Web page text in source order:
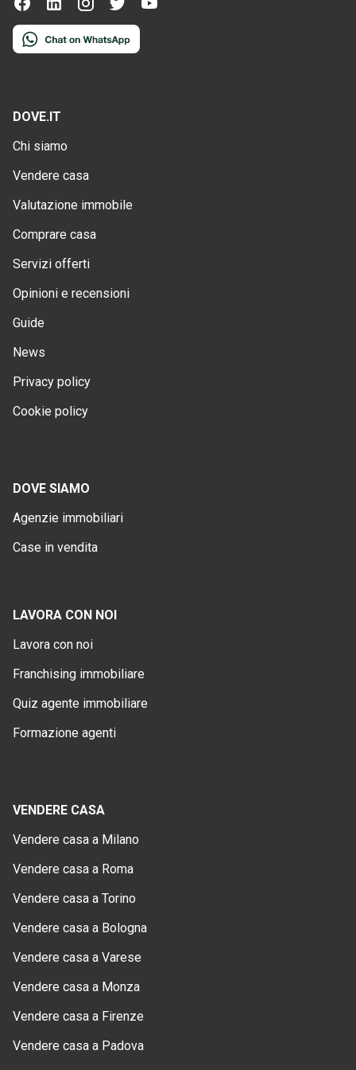
DOVE.IT
Chi siamo
Vendere casa
Valutazione immobile
Comprare casa
Servizi offerti
Opinioni e recensioni
Guide
News
Privacy policy
Cookie policy
DOVE SIAMO
Agenzie immobiliari
Case in vendita
LAVORA CON NOI
Lavora con noi
Franchising immobiliare
Quiz agente immobiliare
Formazione agenti
VENDERE CASA
Vendere casa a Milano
Vendere casa a Roma
Vendere casa a Torino
Vendere casa a Bologna
Vendere casa a Varese
Vendere casa a Monza
Vendere casa a Firenze
Vendere casa a Padova